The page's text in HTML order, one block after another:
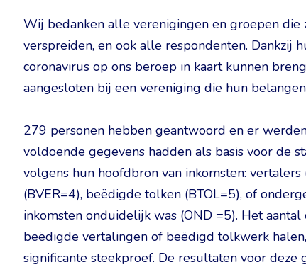
Wij bedanken alle verenigingen en groepen
verspreiden, en ook alle respondenten. Dankzij
coronavirus op ons beroep in kaart kunnen
aangesloten bij een vereniging die hun
279 personen hebben geantwoord en er
voldoende gegevens hadden als basis voor de
volgens hun hoofdbron van inkomsten:
(BVER=4), beëdigde tolken (BTOL=5), of
inkomsten onduidelijk was (OND =5). Het
beëdigde vertalingen of beëdigd tolkwerk
significante steekproef. De resultaten voor